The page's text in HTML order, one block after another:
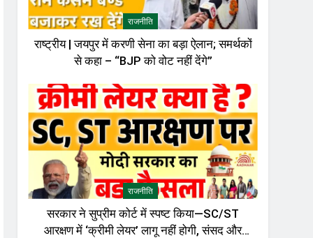
राजनीति
राष्ट्रीय | जयपुर में करणी सेना का बड़ा ऐलान; समर्थकों
से कहा – “BJP को वोट नहीं देंगे”
राजनीति
सरकार ने सुप्रीम कोर्ट में स्पष्ट किया—SC/ST
आरक्षण में ‘क्रीमी लेयर’ लागू नहीं होगी, संसद और